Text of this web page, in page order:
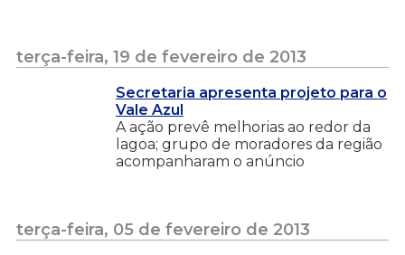
terça-feira, 19 de fevereiro de 2013
Secretaria apresenta projeto para o
Vale Azul
A ação prevê melhorias ao redor da
lagoa; grupo de moradores da região
acompanharam o anúncio
terça-feira, 05 de fevereiro de 2013